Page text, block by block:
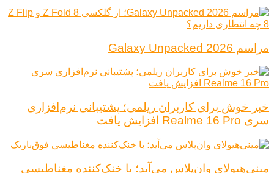
مراسم Galaxy Unpacked 2026
خبر خوش برای کاربران ریلمی؛ پشتیبانی نرم‌افزاری
سری Realme 16 Pro افزایش یافت
مینی‌هیولای وان‌پلاس می‌آید؛ با خنک‌کننده مغناطیسی